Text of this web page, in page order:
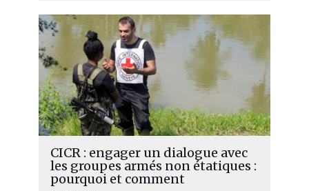
CICR : engager un dialogue avec
les groupes armés non étatiques :
pourquoi et comment